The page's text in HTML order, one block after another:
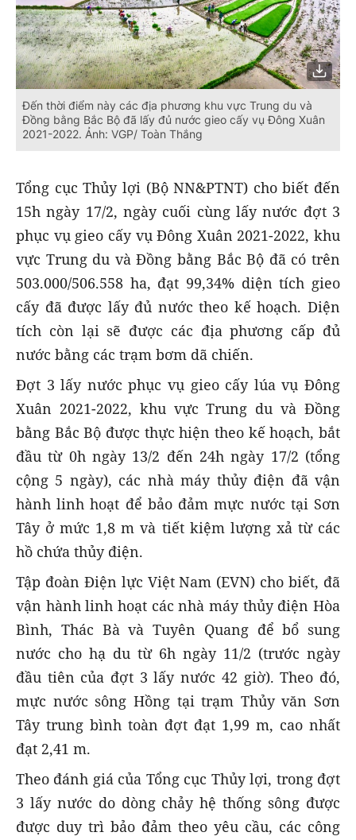
Đến thời điểm này các địa phương khu vực Trung du và
Đồng bằng Bắc Bộ đã lấy đủ nước gieo cấy vụ Đông Xuân
2021-2022. Ảnh: VGP/ Toàn Thắng
Tổng cục Thủy lợi (Bộ NN&PTNT) cho biết đến
15h ngày 17/2, ngày cuối cùng lấy nước đợt 3
phục vụ gieo cấy vụ Đông Xuân 2021-2022, khu
vực Trung du và Đồng bằng Bắc Bộ đã có trên
503.000/506.558 ha, đạt 99,34% diện tích gieo
cấy đã được lấy đủ nước theo kế hoạch. Diện
tích còn lại sẽ được các địa phương cấp đủ
nước bằng các trạm bơm dã chiến.
Đợt 3 lấy nước phục vụ gieo cấy lúa vụ Đông
Xuân 2021-2022, khu vực Trung du và Đồng
bằng Bắc Bộ được thực hiện theo kế hoạch, bắt
đầu từ 0h ngày 13/2 đến 24h ngày 17/2 (tổng
cộng 5 ngày), các nhà máy thủy điện đã vận
hành linh hoạt để bảo đảm mực nước tại Sơn
Tây ở mức 1,8 m và tiết kiệm lượng xả từ các
hồ chứa thủy điện.
Tập đoàn Điện lực Việt Nam (EVN) cho biết, đã
vận hành linh hoạt các nhà máy thủy điện Hòa
Bình, Thác Bà và Tuyên Quang để bổ sung
nước cho hạ du từ 6h ngày 11/2 (trước ngày
đầu tiên của đợt 3 lấy nước 42 giờ). Theo đó,
mực nước sông Hồng tại trạm Thủy văn Sơn
Tây trung bình toàn đợt đạt 1,99 m, cao nhất
đạt 2,41 m.
Theo đánh giá của Tổng cục Thủy lợi, trong đợt
3 lấy nước do dòng chảy hệ thống sông được
được duy trì bảo đảm theo yêu cầu, các công